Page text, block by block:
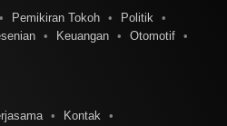
Pemikiran Tokoh
Politik
Keuangan
Otomotif
Kontak